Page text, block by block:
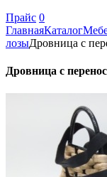
Прайс 0
ГлавнаяКаталог
лозыДровница с
Дровница с